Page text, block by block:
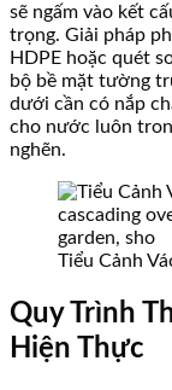
sẽ ngấm vào kết
trọng. Giải pháp
HDPE hoặc quét
bộ bề mặt tường
dưới cần có nắp
cho nước luôn
nghẽn.
Tiểu Cảnh
Quy Trình
Hiện Thực